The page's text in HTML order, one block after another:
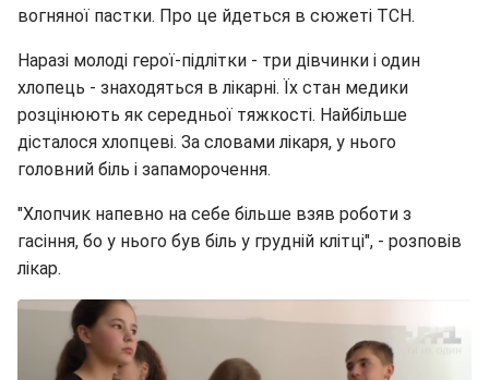
вогняної пастки. Про це йдеться в сюжеті ТСН.
Наразі молоді герої-підлітки - три дівчинки і один
хлопець - знаходяться в лікарні. Їх стан медики
розцінюють як середньої тяжкості. Найбільше
дісталося хлопцеві. За словами лікаря, у нього
головний біль і запаморочення.
"Хлопчик напевно на себе більше взяв роботи з
гасіння, бо у нього був біль у грудній клітці", - розповів
лікар.